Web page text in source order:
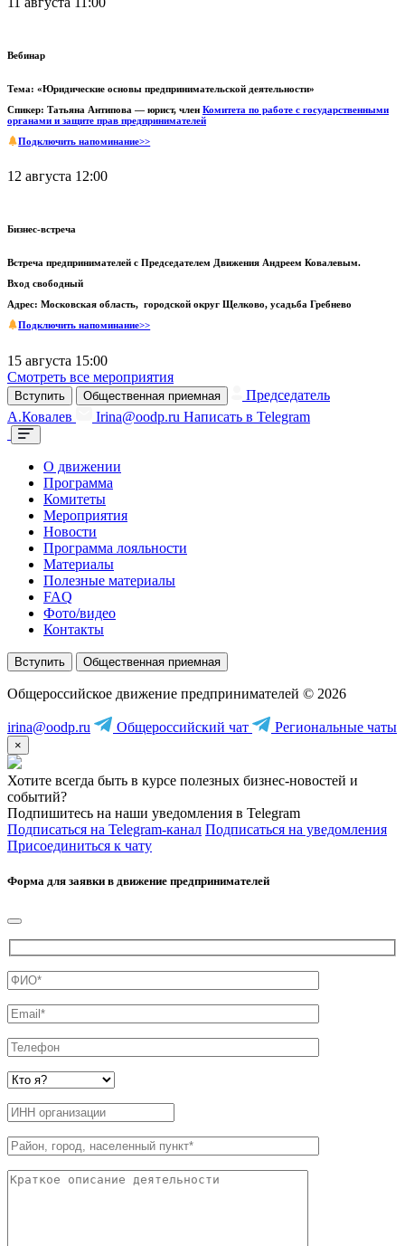
Вебинар
Тема: «Юридические основы предпринимательской деятельности»
Спикер: Татьяна Антипова — юрист, член Комитета по работе с государственными
органами и защите прав предпринимателей
Подключить напоминание>>
12 августа 12:00
Бизнес-встреча
Встреча предпринимателей с Председателем Движения Андреем Ковалевым.
Вход свободный
Адрес: Московская область, городской округ Щелково, усадьба Гребнево
Подключить напоминание>>
15 августа 15:00
Смотреть все мероприятия
Вступить Общественная приемная
Председатель
А.Ковалев
Irina@oodp.ru Написать в Telegram
О движении
Программа
Комитеты
Мероприятия
Новости
Программа лояльности
Материалы
Полезные материалы
FAQ
Фото/видео
Контакты
Вступить Общественная приемная
Общероссийское движение предпринимателей © 2026
irina@oodp.ru Общероссийский чат Региональные чаты
×
Хотите всегда быть в курсе полезных бизнес-новостей и
событий?
Подпишитесь на наши уведомления в Telegram
Подписаться на Telegram-канал Подписаться на уведомления
Присоединиться к чату
Форма для заявки в движение предпринимателей